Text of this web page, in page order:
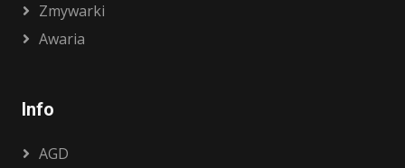
Zmywarki
Awaria
Info
AGD